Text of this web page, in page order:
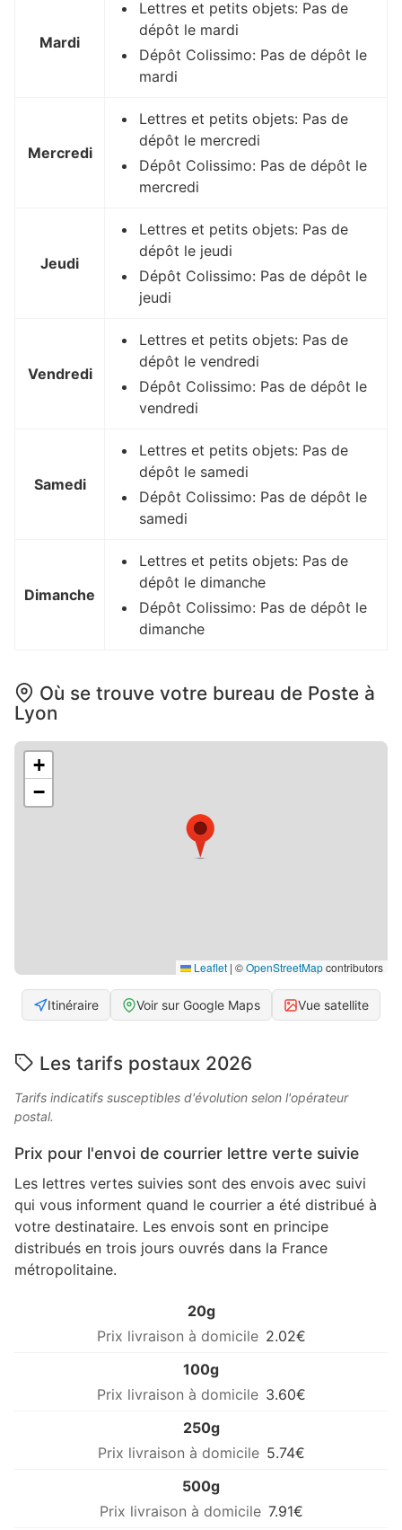
Mardi
Lettres et petits objets: Pas de
dépôt le mardi
Dépôt Colissimo: Pas de dépôt le
mardi
Mercredi
Lettres et petits objets: Pas de
dépôt le mercredi
Dépôt Colissimo: Pas de dépôt le
mercredi
Jeudi
Lettres et petits objets: Pas de
dépôt le jeudi
Dépôt Colissimo: Pas de dépôt le
jeudi
Vendredi
Lettres et petits objets: Pas de
dépôt le vendredi
Dépôt Colissimo: Pas de dépôt le
vendredi
Samedi
Lettres et petits objets: Pas de
dépôt le samedi
Dépôt Colissimo: Pas de dépôt le
samedi
Dimanche
Lettres et petits objets: Pas de
dépôt le dimanche
Dépôt Colissimo: Pas de dépôt le
dimanche
Où se trouve votre bureau de Poste à
Lyon
+
−
Leaflet | ©OpenStreetMapcontributors
Itinéraire Voir sur Google Maps Vue satellite
Les tarifs postaux 2026
Tarifs indicatifs susceptibles d'évolution selon l'opérateur
postal.
Prix pour l'envoi de courrier lettre verte suivie
Les lettres vertes suivies sont des envois avec suivi
qui vous informent quand le courrier a été distribué à
votre destinataire. Les envois sont en principe
distribués en trois jours ouvrés dans la France
métropolitaine.
20g
2.02€
100g
3.60€
250g
5.74€
500g
7.91€